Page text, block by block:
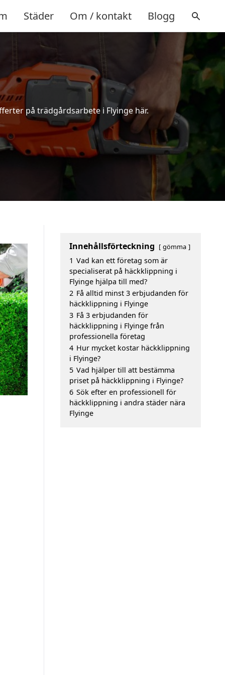
Städer Om / kontakt Blogg
på trädgårdsarbete i Flyinge här.
Innehållsförteckning gömma
1 Vad kan ett företag som är
specialiserat på häckklippning i
Flyinge hjälpa till med?
2 Få alltid minst 3 erbjudanden för
häckklippning i Flyinge
3 Få 3 erbjudanden för
häckklippning i Flyinge från
professionella företag
4 Hur mycket kostar häckklippning
i Flyinge?
5 Vad hjälper till att bestämma
priset på häckklippning i Flyinge?
6 Sök efter en professionell för
häckklippning i andra städer nära
Flyinge